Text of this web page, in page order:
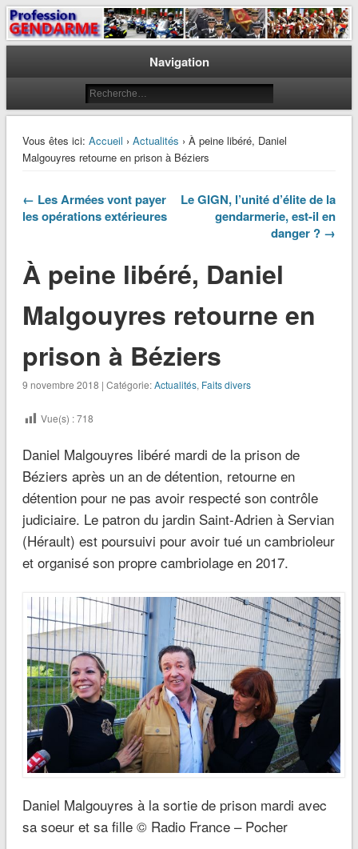
Profession Gendarme
Le journal des gendarmes
Navigation
Vous êtes ici: Accueil › Actualités › À peine libéré, Daniel
Malgouyres retourne en prison à Béziers
← Les Armées vont payer
les opérations extérieures
Le GIGN, l’unité d’élite de la
gendarmerie, est-il en
danger ? →
À peine libéré, Daniel
Malgouyres retourne en
prison à Béziers
9 novembre 2018 | Catégorie:Actualités, Faits divers
Vue(s) :718
Daniel Malgouyres libéré mardi de la prison de
Béziers après un an de détention, retourne en
détention pour ne pas avoir respecté son contrôle
judiciaire. Le patron du jardin Saint-Adrien à Servian
(Hérault) est poursuivi pour avoir tué un cambrioleur
et organisé son propre cambriolage en 2017.
Daniel Malgouyres à la sortie de prison mardi avec
sa soeur et sa fille © Radio France – Pocher